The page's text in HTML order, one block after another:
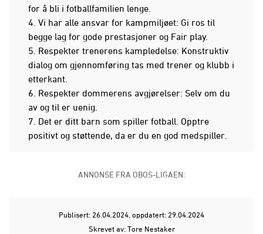
for å bli i fotballfamilien lenge.
4. Vi har alle ansvar for kampmiljøet: Gi ros til
begge lag for gode prestasjoner og Fair play.
5. Respekter trenerens kampledelse: Konstruktiv
dialog om gjennomføring tas med trener og klubb i
etterkant.
6. Respekter dommerens avgjørelser: Selv om du
av og til er uenig.
7. Det er ditt barn som spiller fotball. Opptre
positivt og støttende, da er du en god medspiller.
ANNONSE FRA OBOS-LIGAEN:
Publisert: 26.04.2024 , oppdatert: 29.04.2024
Skrevet av: Tore Nestaker